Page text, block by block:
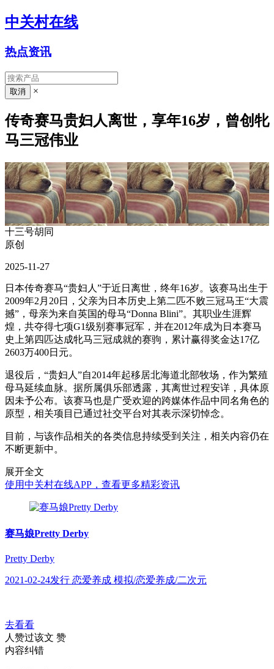
中关村在线
热点资讯
×
传奇赛马贵妇人离世，享年16岁，曾创牝
马三冠伟业
十三号胡同
原创
2025-11-27
日本传奇赛马“贵妇人”于近日离世，终年16岁。该赛马出生于
2009年2月20日，父亲为日本历史上第二匹不败三冠马王“大震
撼”，母亲为来自英国的母马“Donna Blini”。其职业生涯辉
煌，共夺得七项G1级别赛事冠军，并在2012年成为日本赛马
史上第四匹达成牝马三冠成就的赛驹，累计赢得奖金达17亿
2603万400日元。
退役后，“贵妇人”自2014年起移居北海道北部牧场，作为繁殖
母马延续血脉。据所属俱乐部透露，其离世过程安详，具体原
因未予公布。该赛马也是广受欢迎的跨媒体作品中同名角色的
原型，相关项目已通过社交平台对其表示深切悼念。
目前，与该作品相关的各类信息持续受到关注，相关内容仍在
不断更新中。
展开全文
使用中关村在线APP，查看更多精彩资讯
赛马娘Pretty Derby
Pretty Derby
2021-02-24发行 恋爱养成 模拟/恋爱养成/二次元
去看看
人赞过该文 赞
内容纠错